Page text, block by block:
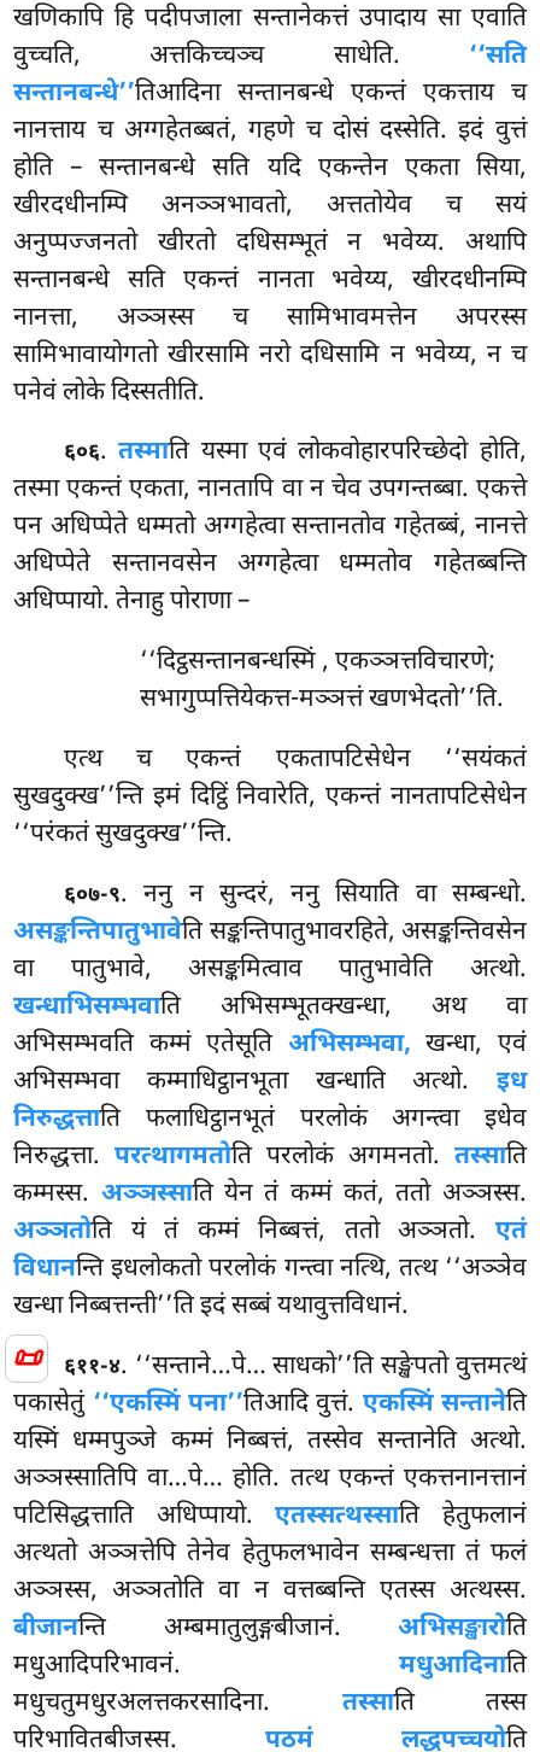
📜
खणिकापि हि पदीपजाला सन्तानेकत्तं उपादाय सा एवाति
वुच्चति, अत्तकिच्चञ्च साधेति. ‘‘सति
सन्तानबन्धे’’तिआदिना सन्तानबन्धे एकन्तं एकत्ताय च
नानत्ताय च अग्गहेतब्बतं, गहणे च दोसं दस्सेति. इदं वुत्तं
होति – सन्तानबन्धे सति यदि एकन्तेन एकता सिया,
खीरदधीनम्पि अनञ्ञभावतो, अत्ततोयेव च सयं
अनुप्पज्जनतो खीरतो दधिसम्भूतं न भवेय्य. अथापि
सन्तानबन्धे सति एकन्तं नानता भवेय्य, खीरदधीनम्पि
नानत्ता, अञ्ञस्स च सामिभावमत्तेन अपरस्स
सामिभावायोगतो खीरसामि नरो दधिसामि न भवेय्य, न च
पनेवं लोके दिस्सतीति.
६०६.तस्माति यस्मा एवं लोकवोहारपरिच्छेदो होति,
तस्मा एकन्तं एकता, नानतापि वा न चेव उपगन्तब्बा. एकत्ते
पन अधिप्पेते धम्मतो अग्गहेत्वा सन्तानतोव गहेतब्बं, नानत्ते
अधिप्पेते सन्तानवसेन अग्गहेत्वा धम्मतोव गहेतब्बन्ति
अधिप्पायो. तेनाहु पोराणा –
‘‘दिट्ठसन्तानबन्धस्मिं , एकञ्ञत्तविचारणे;
सभागुप्पत्तियेकत्त-मञ्ञत्तं खणभेदतो’’ति.
एत्थच एकन्तं एकतापटिसेधेन ‘‘सयंकतं
सुखदुक्ख’’न्ति इमं दिट्ठिं निवारेति, एकन्तं नानतापटिसेधेन
‘‘परंकतं सुखदुक्ख’’न्ति.
६०७-९. ननु न सुन्दरं, ननु सियाति वा सम्बन्धो.
असङ्कन्तिपातुभावेति सङ्कन्तिपातुभावरहिते, असङ्कन्तिवसेन
वा पातुभावे, असङ्कमित्वाव पातुभावेति अत्थो.
खन्धाभिसम्भवाति अभिसम्भूतक्खन्धा, अथ वा
अभिसम्भवति कम्मं एतेसूति अभिसम्भवा, खन्धा, एवं
अभिसम्भवा कम्माधिट्ठानभूता खन्धाति अत्थो. इध
निरुद्धत्ताति फलाधिट्ठानभूतं परलोकं अगन्त्वा इधेव
निरुद्धत्ता.परत्थागमतोति परलोकं अगमनतो. तस्साति
कम्मस्स. अञ्ञस्साति येन तं कम्मं कतं, ततो अञ्ञस्स.
अञ्ञतोति यं तं कम्मं निब्बत्तं, ततो अञ्ञतो. एतं
विधानन्ति इधलोकतो परलोकं गन्त्वा नत्थि, तत्थ ‘‘अञ्ञेव
खन्धा निब्बत्तन्ती’’ति इदं सब्बं यथावुत्तविधानं.
६११-४. ‘‘सन्ताने…पे… साधको’’ति सङ्खेपतो वुत्तमत्थं
पकासेतुं ‘‘एकस्मिं पना’’तिआदि वुत्तं. एकस्मिं सन्तानेति
यस्मिं धम्मपुञ्जे कम्मं निब्बत्तं, तस्सेव सन्तानेति अत्थो.
अञ्ञस्सातिपि वा…पे… होति. तत्थ एकन्तं एकत्तनानत्तानं
पटिसिद्धत्ताति अधिप्पायो.एतस्सत्थस्साति हेतुफलानं
अत्थतो अञ्ञत्तेपि तेनेव हेतुफलभावेन सम्बन्धत्ता तं फलं
अञ्ञस्स, अञ्ञतोति वा न वत्तब्बन्ति एतस्स अत्थस्स.
बीजानन्ति अम्बमातुलुङ्गबीजानं. अभिसङ्खारोति
मधुआदिपरिभावनं. मधुआदिनाति
मधुचतुमधुरअलत्तकरसादिना. तस्साति तस्स
परिभावितबीजस्स. पठमं लद्धपच्चयोति